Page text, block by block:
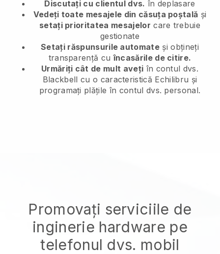
Discutați cu clientul dvs. în deplasare
Vedeți toate mesajele din căsuța poștală și
setați prioritatea mesajelor care trebuie
gestionate
Setați răspunsurile automate și obțineți
transparență cuîncasările de citire.
Urmăriți cât de mult aveți în contul dvs.
Blackbell cu o caracteristică Echilibru și
programați plățile în contul dvs. personal.
Promovați serviciile de
inginerie hardware pe
telefonul dvs. mobil